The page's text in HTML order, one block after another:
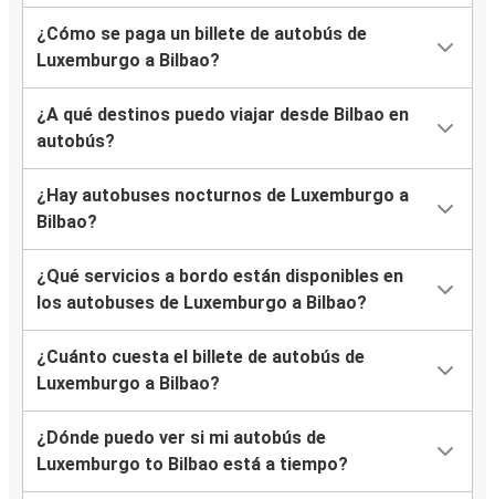
¿Cómo se paga un billete de autobús de
Luxemburgo a Bilbao?
¿A qué destinos puedo viajar desde Bilbao en
autobús?
¿Hay autobuses nocturnos de Luxemburgo a
Bilbao?
¿Qué servicios a bordo están disponibles en
los autobuses de Luxemburgo a Bilbao?
¿Cuánto cuesta el billete de autobús de
Luxemburgo a Bilbao?
¿Dónde puedo ver si mi autobús de
Luxemburgo to Bilbao está a tiempo?